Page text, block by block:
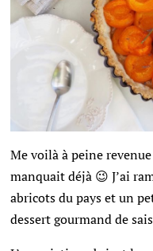
Me voilà à peine
manquait déjà 😉 J’ai
abricots du pays et un
dessert gourmand de